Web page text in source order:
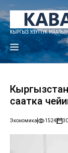
саатка
Экономика 1524